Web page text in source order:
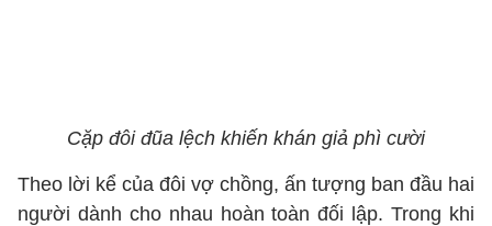
Cặp đôi đũa lệch khiến khán giả phì cười
Theo lời kể của đôi vợ chồng, ấn tượng ban đầu hai
người dành cho nhau hoàn toàn đối lập. Trong khi